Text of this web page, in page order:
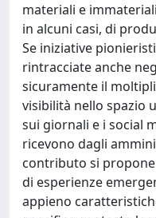
materiali e
in alcuni casi, di
Se iniziative
rintracciate anche
sicuramente il
visibilità nello spazio
sui giornali e i social
ricevono dagli
contributo si
di esperienze
appieno